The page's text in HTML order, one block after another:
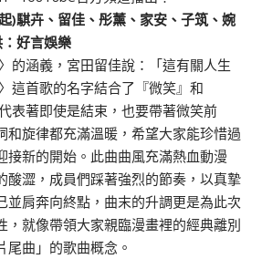
)騏卉、留佳、彤薰、家安、子筑、婉
好言娛樂
的涵義，宮田留佳說：「這有關人生
這首歌的名字結合了『微笑』和
表著即使是結束，也要帶著微笑前
和旋律都充滿溫暖，希望大家能珍惜過
接新的開始。此曲曲風充滿熱血動漫
酸澀，成員們踩著強烈的節奏，以真摯
並肩奔向終點，曲末的升調更是為此次
，就像帶領大家親臨漫畫裡的經典離別
尾曲」的歌曲概念。